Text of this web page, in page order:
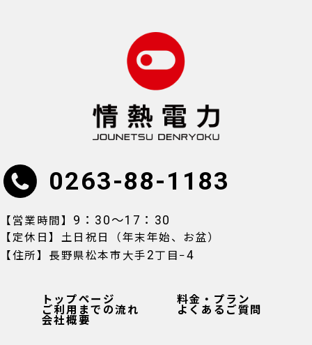
0263-88-1183
【営業時間】 9：30〜17：30
【定休日】土日祝日（年末年始、お盆）
【住所】長野県松本市大手 2丁目−4
トップページ
料金・プラン
ご利用までの流れ
よくあるご質問
会社概要